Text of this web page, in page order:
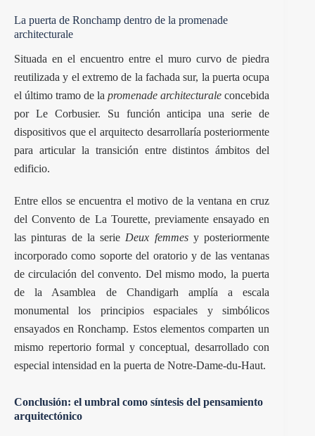
La puerta de Ronchamp dentro de la promenade
architecturale
Situada en el encuentro entre el muro curvo de piedra
reutilizada y el extremo de la fachada sur, la puerta ocupa
el último tramo de lapromenade architecturale concebida
por Le Corbusier. Su función anticipa una serie de
dispositivos que el arquitecto desarrollaría posteriormente
para articular la transición entre distintos ámbitos del
edificio.
Entre ellos se encuentra el motivo de la ventana en cruz
del Convento de La Tourette, previamente ensayado en
las pinturas de la serieDeux femmesy posteriormente
incorporado como soporte del oratorio y de las ventanas
de circulación del convento. Del mismo modo, la puerta
de la Asamblea de Chandigarh amplía a escala
monumental los principios espaciales y simbólicos
ensayados en Ronchamp. Estos elementos comparten un
mismo repertorio formal y conceptual, desarrollado con
especial intensidad en la puerta de Notre-Dame-du-Haut.
Conclusión: el umbral como síntesis del pensamiento
arquitectónico